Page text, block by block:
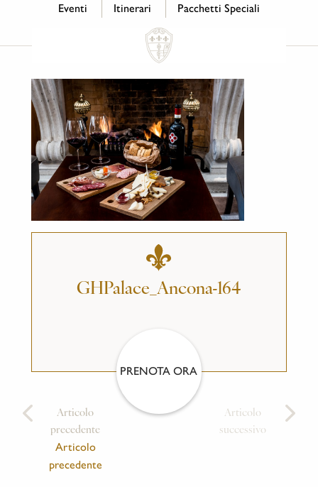
Eventi Itinerari Pacchetti Speciali
GHPalace_Ancona-164
PRENOTA ORA
Articolo
precedente
Articolo
precedente
Articolo
successivo